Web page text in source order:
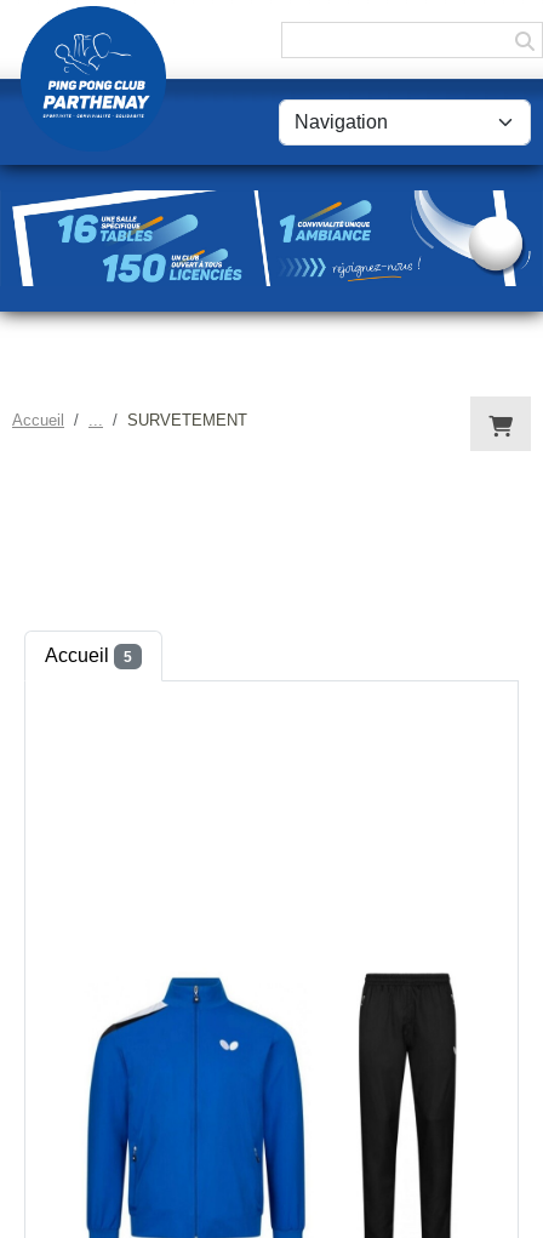
Accueil SURVETEMENT
Accueil 5
Panneau de gestion des cookies